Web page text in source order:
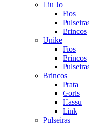
Liu Jo
Fios
Brincos
Unike
Fios
Brincos
Brincos
Prata
Goris
Hassu
Link
Pulseiras